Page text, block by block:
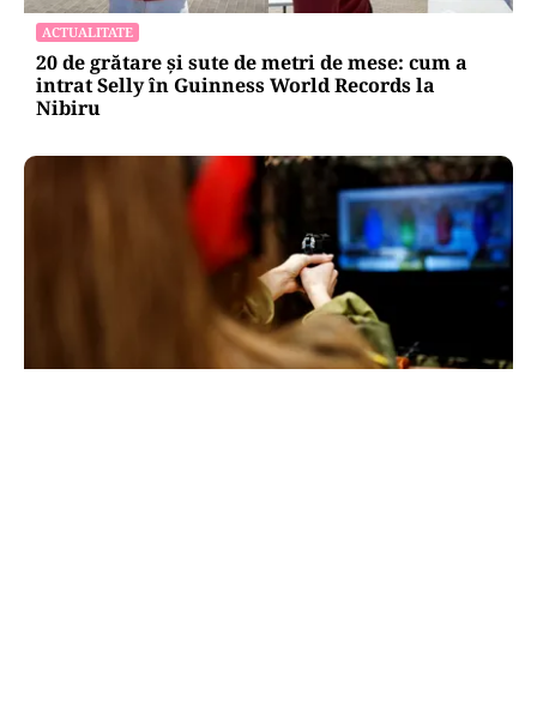
ACTUALITATE
20 de grătare și sute de metri de mese: cum a
intrat Selly în Guinness World Records la
Nibiru